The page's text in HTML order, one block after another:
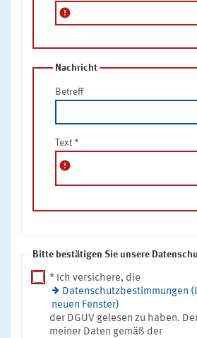
error
Nachricht
Betreff
Text *
error
Bitte bestätigen Sie unsere
* Ich versichere, die
Datenschutzbestimmungen
neuen Fenster)
der DGUV gelesen zu haben.
meiner Daten gemäß der